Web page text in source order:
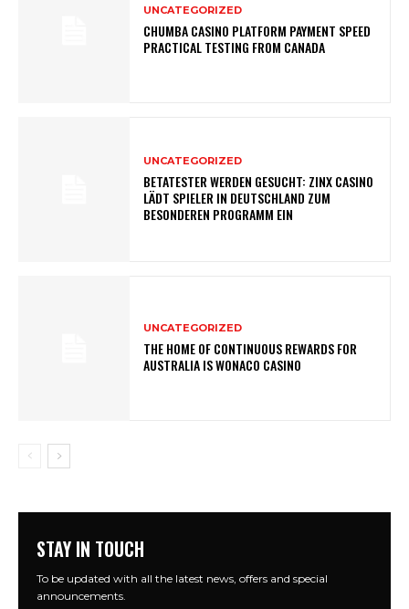
UNCATEGORIZED
CHUMBA CASINO PLATFORM PAYMENT SPEED
PRACTICAL TESTING FROM CANADA
UNCATEGORIZED
BETATESTER WERDEN GESUCHT: ZINX CASINO
LÄDT SPIELER IN DEUTSCHLAND ZUM
BESONDEREN PROGRAMM EIN
UNCATEGORIZED
THE HOME OF CONTINUOUS REWARDS FOR
AUSTRALIA IS WONACO CASINO
STAY IN TOUCH
To be updated with all the latest news, offers and special
announcements.